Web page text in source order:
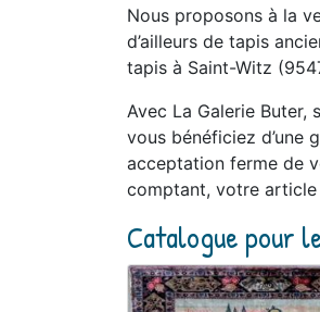
Nous proposons à la
d’ailleurs de tapis
tapis à Saint-Witz
Avec La Galerie Buter,
vous bénéficiez d’une
acceptation ferme de
comptant, votre
Catalogue pour